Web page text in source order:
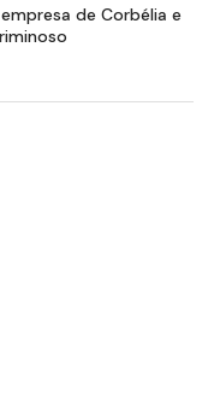
de Corbélia e